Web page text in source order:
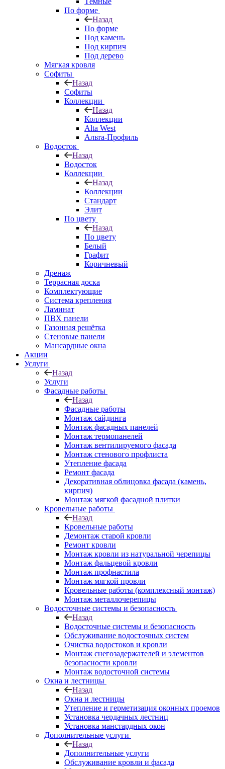
По форме
Назад
По форме
Под камень
Под кирпич
Под дерево
Мягкая кровля
Софиты
Назад
Софиты
Коллекции
Назад
Коллекции
Alta West
Альта-Профиль
Водосток
Назад
Водосток
Коллекции
Назад
Коллекции
Стандарт
Элит
По цвету
Назад
По цвету
Белый
Графит
Коричневый
Дренаж
Террасная доска
Комплектующие
Система крепления
Ламинат
ПВХ панели
Газонная решётка
Стеновые панели
Мансардные окна
Акции
Услуги
Назад
Услуги
Фасадные работы
Назад
Фасадные работы
Монтаж сайдинга
Монтаж фасадных панелей
Монтаж термопанелей
Монтаж вентилируемого фасада
Монтаж стенового профлиста
Утепление фасада
Ремонт фасада
Декоративная облицовка фасада (камень,
кирпич)
Монтаж мягкой фасадной плитки
Кровельные работы
Назад
Кровельные работы
Демонтаж старой кровли
Ремонт кровли
Монтаж кровли из натуральной черепицы
Монтаж фальцевой кровли
Монтаж профнастила
Монтаж мягкой провли
Кровельные работы (комплексный монтаж)
Монтаж металлочерепицы
Водосточные системы и безопасность
Назад
Водосточные системы и безопасность
Обслуживание водосточных систем
Очистка водостоков и кровли
Монтаж снегозадержателей и элементов
безопасности кровли
Монтаж водосточной системы
Окна и лестницы
Назад
Окна и лестницы
Утепление и герметизация оконных проемов
Установка чердачных лестниц
Установка манстардных окон
Дополнительные услуги
Назад
Дополнительные услуги
Обслуживание кровли и фасада